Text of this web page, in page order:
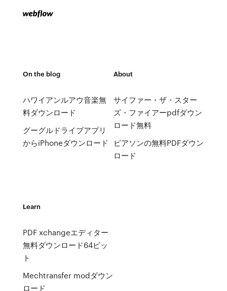
On the blog
ハワイアンルアウ音楽無
料ダウンロード
グーグルドライブアプリ
からiPhoneダウンロード
About
サイファー・ザ・スター
ズ・ファイアーpdfダウン
ロード無料
ピアソンの無料PDFダウン
ロード
Learn
PDF xchangeエディター
無料ダウンロード64ビッ
ト
Mechtransfer modダウン
ロード